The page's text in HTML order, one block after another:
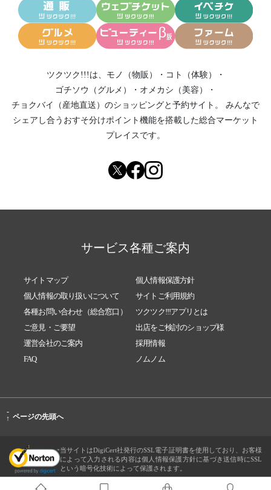
ツクツク!!!は、 モノ（物販） ・ コト（体験）
・
ゴチソウ（グルメ）
・ オメカシ（美容）
・
チョクバイ（産地直送） のショッピングと予約サイト。
みんなで
シェアし合う おすそ分けポイント機能を搭載した総合マーケット
プレイスです。
サービス各種ご案内
サイトマップ
個人情報保護方針
個人情報の取り扱いについて
サイトご利用規約
各種お問い合わせ（総合窓口）
ツクツク!!!アプリとは
ご意見・ご要望
出店をご検討のショップ様
運営会社のご案内
採用情報
FAQ
ノムノム
-
↑ ページの先頭へ
当サイトはDigiCert社発行のSSL電子証明書を使用しており、お客様
によって入力される内容は個人情報保護方針に基づき送信時にSSL
という暗号化技術によって保護されます。